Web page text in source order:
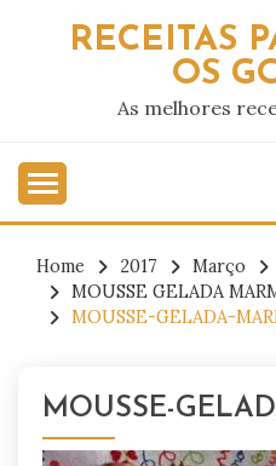
RECEITAS
OS
As melhores
Home 2017 Março
MOUSSE GELADA
MOUSSE-GELADA-
MOUSSE-